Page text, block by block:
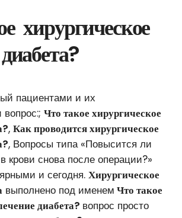
хирургическое
пациентами и их
Что такое хирургическое
, Как проводится хирургическое
, Вопросы типа «Повысится ли
крови снова после операции?»
и сегодня. Хирургическое
выполнено под именем Что такое
диабета? вопрос просто